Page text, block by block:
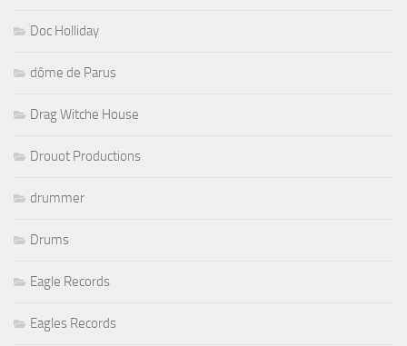
Doc Holliday
dôme de Parus
Drag Witche House
Drouot Productions
drummer
Drums
Eagle Records
Eagles Records